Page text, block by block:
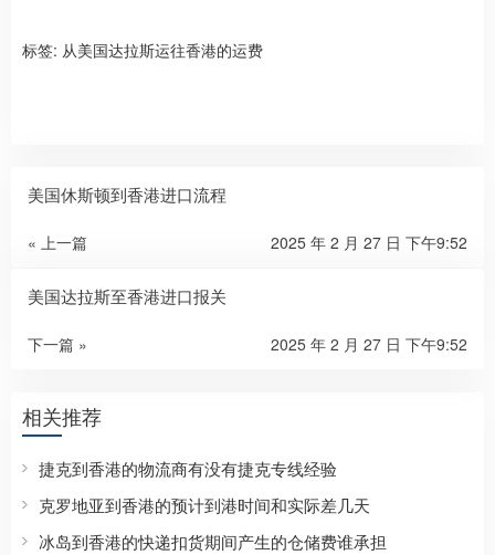
标签: 从美国达拉斯运往香港的运费
美国休斯顿到香港进口流程
« 上一篇 2025 年 2 月 27 日 下午9:52
美国达拉斯至香港进口报关
下一篇 » 2025 年 2 月 27 日 下午9:52
相关推荐
捷克到香港的物流商有没有捷克专线经验
克罗地亚到香港的预计到港时间和实际差几天
冰岛到香港的快递扣货期间产生的仓储费谁承担